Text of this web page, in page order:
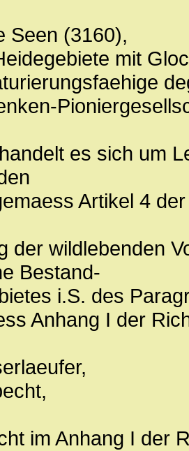
Seen (3160),
mit
es sich um
Artikel 4
der wildlebenden
Bestand-
i.S. des
Anhang I der
im Anhang I der